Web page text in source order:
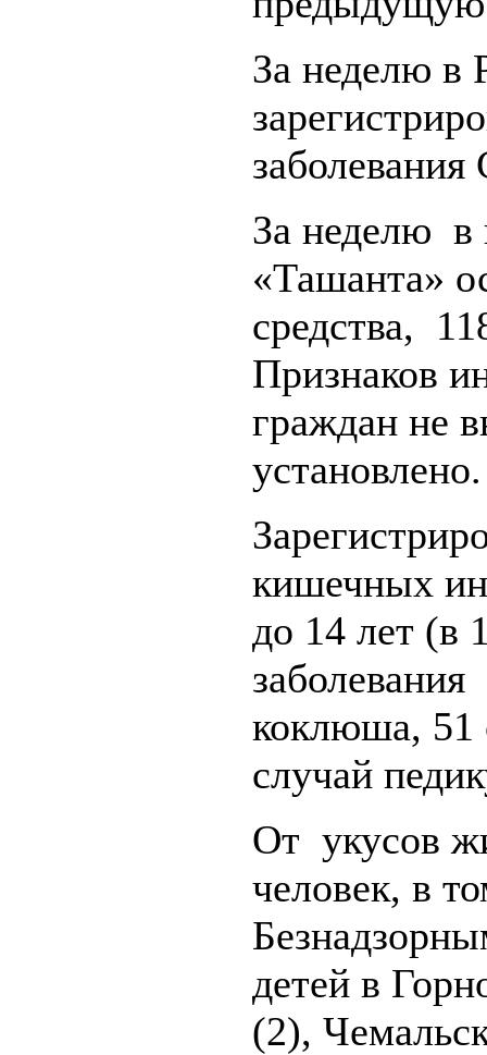
За неделю в
За неделю
«Ташанта»
средства,
Признаков
граждан не
установлено.
кишечных
до 14 лет (в
коклюша, 51
случай
От укусов
человек, в
детей в
(2),